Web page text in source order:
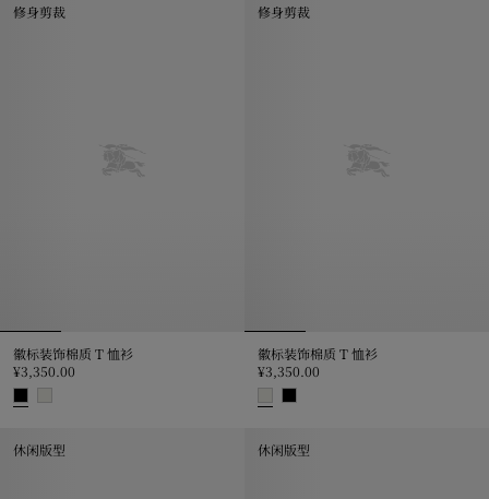
修身剪裁
徽标装饰棉质 T 恤衫
¥3,350.00
修身剪裁
徽标装饰棉质 T 恤衫
¥3,350.00
休闲版型 休闲版型